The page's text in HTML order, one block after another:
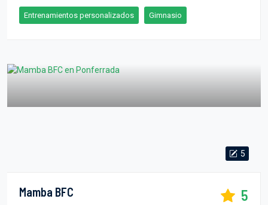
Entrenamientos personalizados Gimnasio
5
Mamba BFC 5